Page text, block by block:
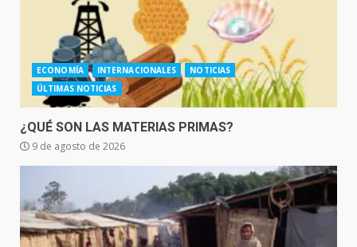
ECONOMÍA INTERNACIONALES
NOTICIAS
ÚLTIMAS NOTICIAS
¿QUÉ SON LAS MATERIAS PRIMAS?
9 de agosto de 2026